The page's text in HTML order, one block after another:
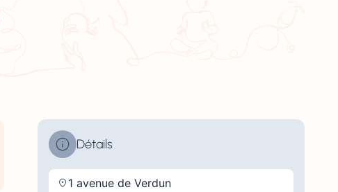
Détails
1 avenue de Verdun